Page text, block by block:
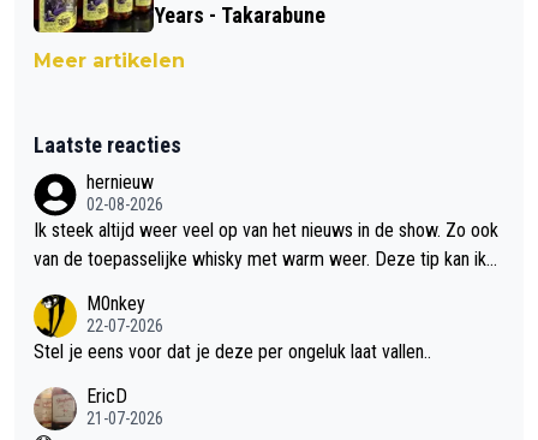
Years - Takarabune
Meer artikelen
Laatste reacties
hernieuw
02-08-2026
Ik steek altijd weer veel op van het nieuws in de show. Zo ook
van de toepasselijke whisky met warm weer. Deze tip kan ik
M0nkey
22-07-2026
Stel je eens voor dat je deze per ongeluk laat vallen..
EricD
21-07-2026